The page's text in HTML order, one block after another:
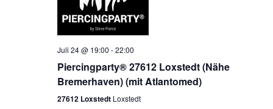
Juli 24 @ 19:00 -22:00
Piercingparty® 27612 Loxstedt (Nähe
Bremerhaven) (mit Atlantomed)
27612 Loxstedt Loxstedt